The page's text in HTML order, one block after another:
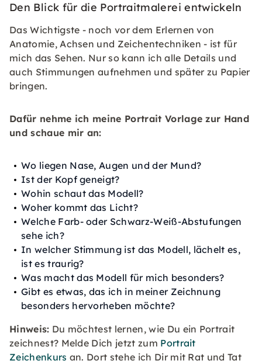
Den Blick für die Portraitmalerei entwickeln
Das Wichtigste - noch vor dem Erlernen von
Anatomie, Achsen und Zeichentechniken - ist für
mich das Sehen. Nur so kann ich alle Details und
auch Stimmungen aufnehmen und später zu Papier
bringen.
Dafür nehme ich meine Portrait Vorlage zur Hand
und schaue mir an:
Wo liegen Nase, Augen und der Mund?
Ist der Kopf geneigt?
Wohin schaut das Modell?
Woher kommt das Licht?
Welche Farb- oder Schwarz-Weiß-Abstufungen
sehe ich?
In welcher Stimmung ist das Modell, lächelt es,
ist es traurig?
Was macht das Modell für mich besonders?
Gibt es etwas, das ich in meiner Zeichnung
besonders hervorheben möchte?
Hinweis: Du möchtest lernen, wie Du ein Portrait
zeichnest? Melde Dich jetzt zum Portrait
Zeichenkurs an. Dort stehe ich Dir mit Rat und Tat